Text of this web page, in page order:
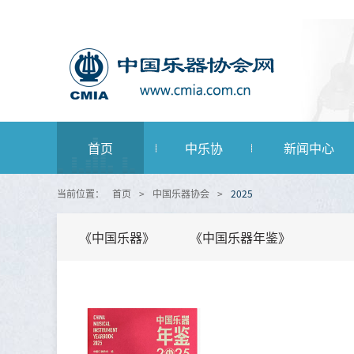
首页 中乐协 新闻中心
当前位置： 首页 > 中国乐器协会 > 2025
《中国乐器》 《中国乐器年鉴》